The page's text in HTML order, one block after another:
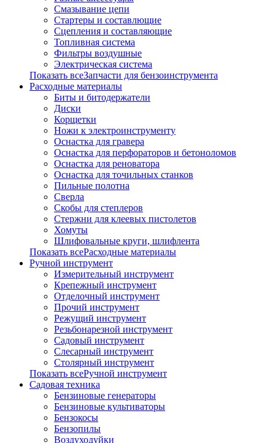
Смазывание цепи
Стартеры и составлющие
Сцепления и составляющие
Топливная система
Фильтры воздушные
Электрическая система
Показать всеЗапчасти для бензоинструмента
Расходные материалы
Биты и битодержатели
Диски
Корщетки
Ножи к электроинструменту
Оснастка для гравера
Оснастка для перфораторов и бетоноломов
Оснастка для реноватора
Оснастка для точильных станков
Пильные полотна
Сверла
Скобы для степлеров
Стержни для клеевых пистолетов
Хомуты
Шлифовальные круги, шлифлента
Показать всеРасходные материалы
Ручной инструмент
Измерительный инструмент
Крепежный инструмент
Отделочный инструмент
Прочий инструмент
Режущий инструмент
Резьбонарезной инструмент
Садовый инструмент
Слесарный инструмент
Столярный инструмент
Показать всеРучной инструмент
Садовая техника
Бензиновые генераторы
Бензиновые культиваторы
Бензокосы
Бензопилы
Воздуходуйки